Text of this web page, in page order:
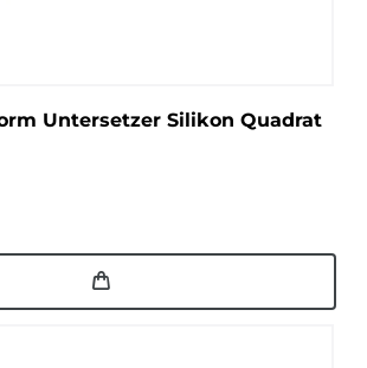
Untersetzer Silikon Quadrat